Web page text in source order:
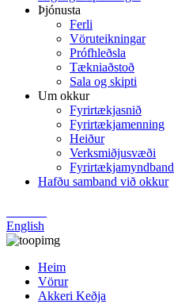
Þjónusta
Ferli
Vöruteikningar
Prófhleðsla
Tækniaðstoð
Sala og skipti
Um okkur
Fyrirtækjasnið
Fyrirtækjamenning
Heiður
Verksmiðjusvæði
Fyrirtækjamyndband
Hafðu samband við okkur
English
Heim
Vörur
Akkeri Keðja